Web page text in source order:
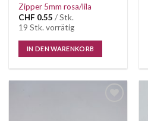
Zipper 5mm rosa/lila
CHF 0.55 / Stk.
19 Stk. vorrätig
IN DEN WARENKORB